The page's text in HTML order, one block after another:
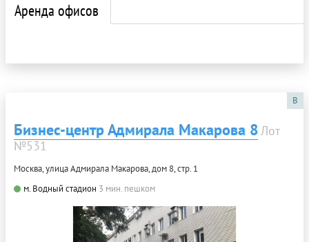
Аренда офисов
B
Бизнес-центр Адмирала Макарова 8Лот
№531
Москва, улица Адмирала Макарова, дом 8, стр. 1
м. Водный стадион 3 мин. пешком